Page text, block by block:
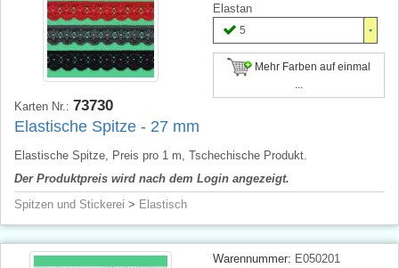
Elastan
5
Mehr Farben auf einmal
Karten Nr.: 73730
Elastische Spitze - 27 mm
Elastische Spitze, Preis pro 1 m, Tschechische Produkt.
Der Produktpreis wird nach dem Login angezeigt.
Spitzen und Stickerei > Elastisch
Warennummer: E050201